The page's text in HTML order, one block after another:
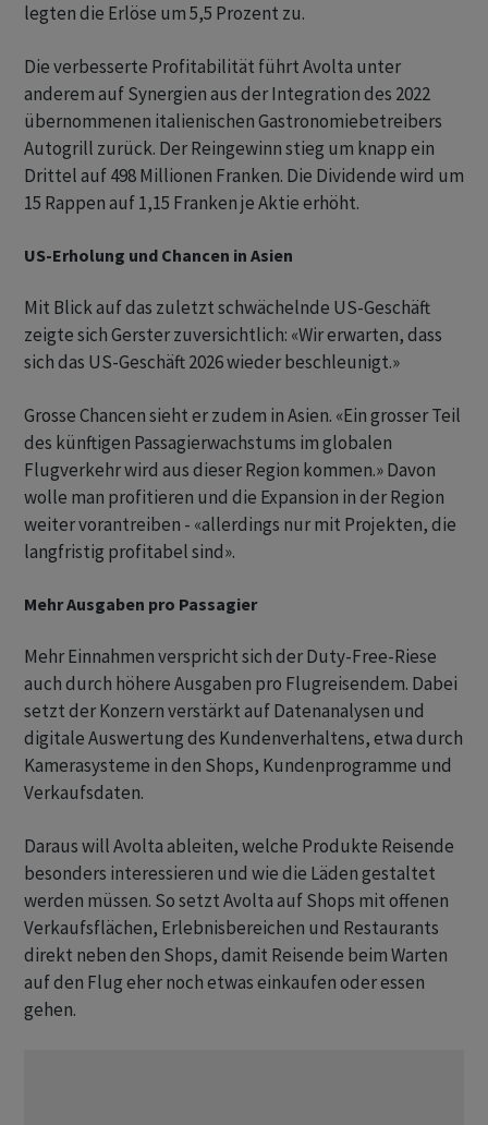
legten die Erlöse um 5,5 Prozent zu.
Die verbesserte Profitabilität führt Avolta unter
anderem auf Synergien aus der Integration des 2022
übernommenen italienischen Gastronomiebetreibers
Autogrill zurück. Der Reingewinn stieg um knapp ein
Drittel auf 498 Millionen Franken. Die Dividende wird um
15 Rappen auf 1,15 Franken je Aktie erhöht.
US-Erholung und Chancen in Asien
Mit Blick auf das zuletzt schwächelnde US-Geschäft
zeigte sich Gerster zuversichtlich: «Wir erwarten, dass
sich das US-Geschäft 2026 wieder beschleunigt.»
Grosse Chancen sieht er zudem in Asien. «Ein grosser Teil
des künftigen Passagierwachstums im globalen
Flugverkehr wird aus dieser Region kommen.» Davon
wolle man profitieren und die Expansion in der Region
weiter vorantreiben - «allerdings nur mit Projekten, die
langfristig profitabel sind».
Mehr Ausgaben pro Passagier
Mehr Einnahmen verspricht sich der Duty-Free-Riese
auch durch höhere Ausgaben pro Flugreisendem. Dabei
setzt der Konzern verstärkt auf Datenanalysen und
digitale Auswertung des Kundenverhaltens, etwa durch
Kamerasysteme in den Shops, Kundenprogramme und
Verkaufsdaten.
Daraus will Avolta ableiten, welche Produkte Reisende
besonders interessieren und wie die Läden gestaltet
werden müssen. So setzt Avolta auf Shops mit offenen
Verkaufsflächen, Erlebnisbereichen und Restaurants
direkt neben den Shops, damit Reisende beim Warten
auf den Flug eher noch etwas einkaufen oder essen
gehen.